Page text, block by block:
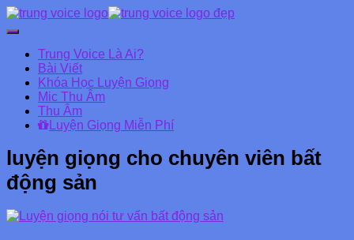
Chuyển
Danh
mục
chính
Trung Voice Là Ai?
Bài Viết
Khóa Học Luyện Giọng
Mic Thu Âm
Thu Âm
Luyện Giọng Miễn Phí
luyện giọng cho chuyên viên bất
động sản